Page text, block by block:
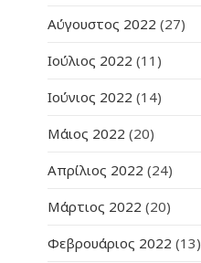
Αύγουστος 2022 (27)
Ιούλιος 2022 (11)
Ιούνιος 2022 (14)
Μάιος 2022 (20)
Απρίλιος 2022 (24)
Μάρτιος 2022 (20)
Φεβρουάριος 2022 (13)